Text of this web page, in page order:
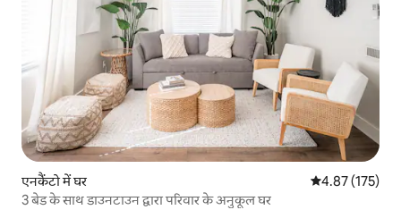
एनकैंटो में घर औसत रेटिंग 5 में से
4.87 (175)
3 बेड के साथ डाउनटाउन द्वारा परिवार के अनुकूल घर